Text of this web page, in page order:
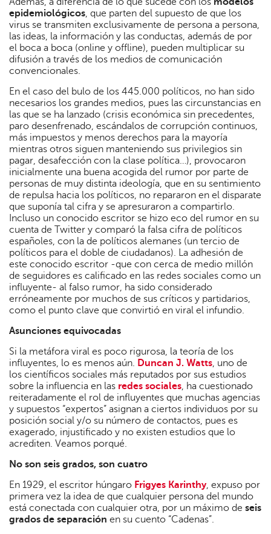
epidemiológicos, que parten del supuesto de que los
virus se transmiten exclusivamente de persona a persona,
las ideas, la información y las conductas, además de por
el boca a boca (online y offline), pueden multiplicar su
difusión a través de los medios de comunicación
convencionales.
En el caso del bulo de los 445.000 políticos, no han sido
necesarios los grandes medios, pues las circunstancias en
las que se ha lanzado (crisis económica sin precedentes,
paro desenfrenado, escándalos de corrupción continuos,
más impuestos y menos derechos para la mayoría
mientras otros siguen manteniendo sus privilegios sin
pagar, desafección con la clase política…), provocaron
inicialmente una buena acogida del rumor por parte de
personas de muy distinta ideología, que en su sentimiento
de repulsa hacia los políticos, no repararon en el disparate
que suponía tal cifra y se apresuraron a compartirlo.
Incluso un conocido escritor se hizo eco del rumor en su
cuenta de Twitter y comparó la falsa cifra de políticos
españoles, con la de políticos alemanes (un tercio de
políticos para el doble de ciudadanos). La adhesión de
este conocido escritor -que con cerca de medio millón
de seguidores es calificado en las redes sociales como un
influyente- al falso rumor, ha sido considerado
erróneamente por muchos de sus críticos y partidarios,
como el punto clave que convirtió en viral el infundio.
Asunciones equivocadas
Si la metáfora viral es poco rigurosa, la teoría de los
influyentes, lo es menos aún. Duncan J. Watts, uno de
los científicos sociales más reputados por sus estudios
sobre la influencia en las redes sociales, ha cuestionado
reiteradamente el rol de influyentes que muchas agencias
y supuestos “expertos” asignan a ciertos individuos por su
posición social y/o su número de contactos, pues es
exagerado, injustificado y no existen estudios que lo
acrediten. Veamos porqué.
No son seis grados, son cuatro
En 1929, el escritor húngaro Frigyes Karinthy, expuso por
primera vez la idea de que cualquier persona del mundo
está conectada con cualquier otra, por un máximo de seis
grados de separación en su cuento “Cadenas”.